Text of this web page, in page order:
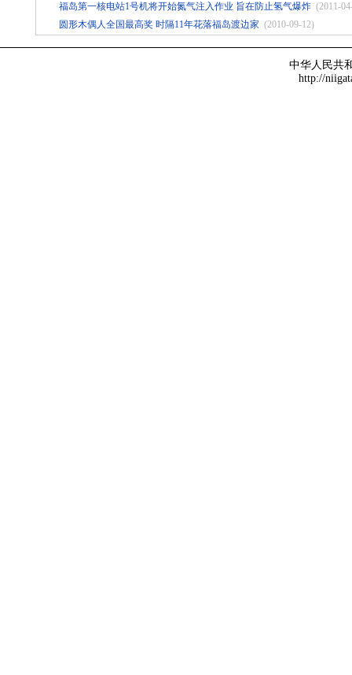
福岛第一核电站1号机将开始氮气注入作业 旨在防止氢气爆炸 (2011-
圆形木偶人全国最高奖 时隔11年花落福岛渡边家 (2010-09-12)
中华人民共
http://